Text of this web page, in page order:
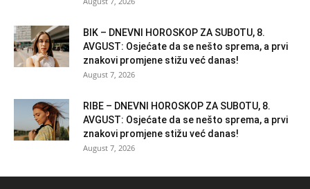
BIK – DNEVNI HOROSKOP ZA SUBOTU, 8.
AVGUST: Osjećate da se nešto sprema, a prvi
znakovi promjene stižu već danas!
August 7, 2026
RIBE – DNEVNI HOROSKOP ZA SUBOTU, 8.
AVGUST: Osjećate da se nešto sprema, a prvi
znakovi promjene stižu već danas!
August 7, 2026